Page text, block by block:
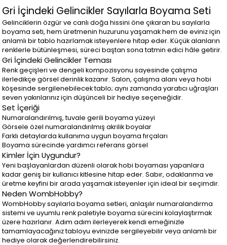
Gri İçindeki Gelincikler Sayılarla Boyama Seti
Gelinciklerin özgür ve canlı doğa hissini öne çıkaran bu sayılarla
boyama seti, hem üretmenin huzurunu yaşamak hem de eviniz için
anlamlı bir tablo hazırlamak isteyenlere hitap eder. Küçük alanların
renklerle bütünleşmesi, süreci baştan sona tatmin edici hâle getirir.
Gri İçindeki Gelincikler Teması
Renk geçişleri ve dengeli kompozisyonu sayesinde çalışma
ilerledikçe görsel derinlik kazanır. Salon, çalışma alanı veya hobi
köşesinde sergilenebilecek tablo; aynı zamanda yaratıcı uğraşları
seven yakınlarınız için düşünceli bir hediye seçeneğidir.
Set İçeriği
Numaralandırılmış, tuvale gerili boyama yüzeyi
Görsele özel numaralandırılmış akrilik boyalar
Farklı detaylarda kullanıma uygun boyama fırçaları
Boyama sürecinde yardımcı referans görsel
Kimler İçin Uygundur?
Yeni başlayanlardan düzenli olarak hobi boyaması yapanlara
kadar geniş bir kullanıcı kitlesine hitap eder. Sabır, odaklanma ve
üretme keyfini bir arada yaşamak isteyenler için ideal bir seçimdir.
Neden WombHobby?
WombHobby sayılarla boyama setleri, anlaşılır numaralandırma
sistemi ve uyumlu renk paletiyle boyama sürecini kolaylaştırmak
üzere hazırlanır. Adım adım ilerleyerek kendi emeğinizle
tamamlayacağınız tabloyu evinizde sergileyebilir veya anlamlı bir
hediye olarak değerlendirebilirsiniz.